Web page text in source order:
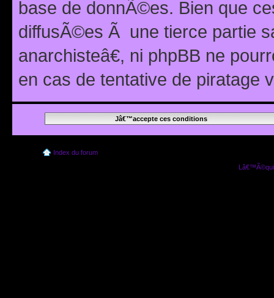
base de donnÃ©es. Bien que
diffusÃ©es Ã une tierce partie
anarchisteâ€, ni phpBB ne
en cas de tentative de piratage
Index du forum